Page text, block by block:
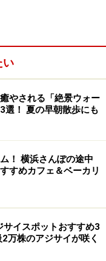
る、チーズ好きな人
」の新業態店・
）（2019年3月13日撮
STREET」に
ーズバーガー専門店
ー）」。
い
やされる「絶景ウォー
選！ 夏の早朝散歩にも
！ 横浜さんぽの途中
すめカフェ＆ベーカリ
サイスポットおすすめ3
万株のアジサイが咲く